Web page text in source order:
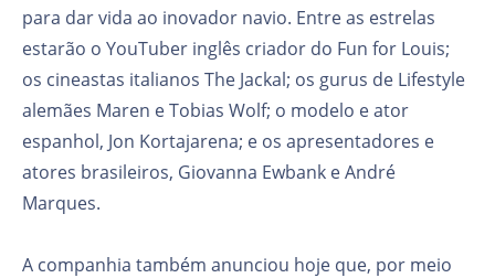
para dar vida ao inovador navio. Entre as estrelas
estarão o YouTuber inglês criador do Fun for Louis;
os cineastas italianos The Jackal; os gurus de Lifestyle
alemães Maren e Tobias Wolf; o modelo e ator
espanhol, Jon Kortajarena; e os apresentadores e
atores brasileiros, Giovanna Ewbank e André
Marques.
A companhia também anunciou hoje que, por meio